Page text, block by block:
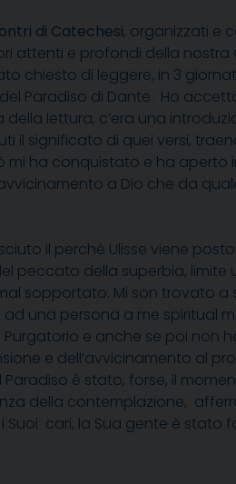
di Catechesi, organizzati e
attenti e profondi della nostra
chiesto di leggere, in 3
Paradiso di Dante. Ho
lettura, c’era una
il significato di quei versi,
mi ha conquistato e ha aperto
a Dio che da
il perché Ulisse viene posto
peccato della superbia, limite
sopportato. Mi son trovato a
una persona a me spiritual
Purgatorio e anche se poi non
e dell’avvicinamento al
Paradiso è stato, forse, il
della contemplazione,
i Suoi cari, la Sua gente è